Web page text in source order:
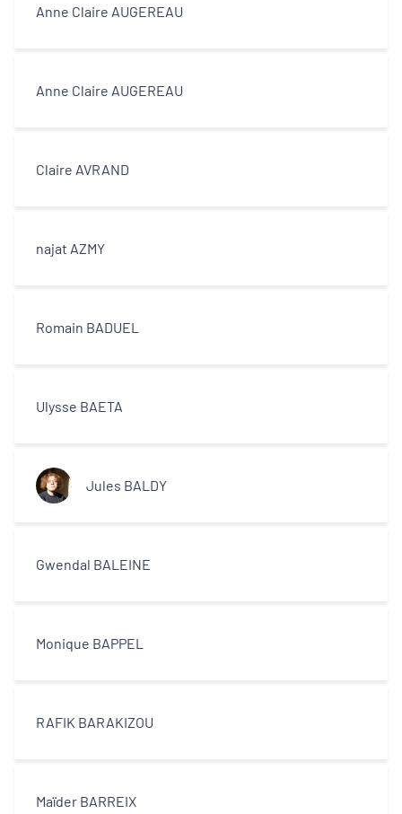
Partenaires
Anne Claire AUGEREAU
Anne Claire AUGEREAU
Claire AVRAND
najat AZMY
Romain BADUEL
Ulysse BAETA
Jules BALDY
Gwendal BALEINE
Monique BAPPEL
RAFIK BARAKIZOU
Maïder BARREIX